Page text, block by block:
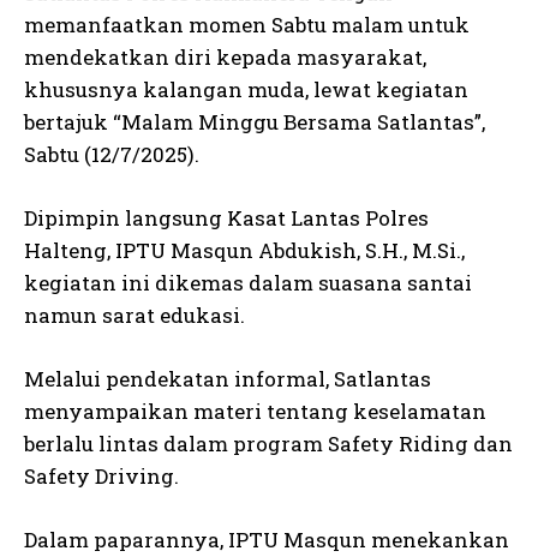
memanfaatkan momen Sabtu malam untuk
mendekatkan diri kepada masyarakat,
khususnya kalangan muda, lewat kegiatan
bertajuk “Malam Minggu Bersama Satlantas”,
Sabtu (12/7/2025).
Dipimpin langsung Kasat Lantas Polres
Halteng, IPTU Masqun Abdukish, S.H., M.Si.,
kegiatan ini dikemas dalam suasana santai
namun sarat edukasi.
Melalui pendekatan informal, Satlantas
menyampaikan materi tentang keselamatan
berlalu lintas dalam program Safety Riding dan
Safety Driving.
Dalam paparannya, IPTU Masqun menekankan